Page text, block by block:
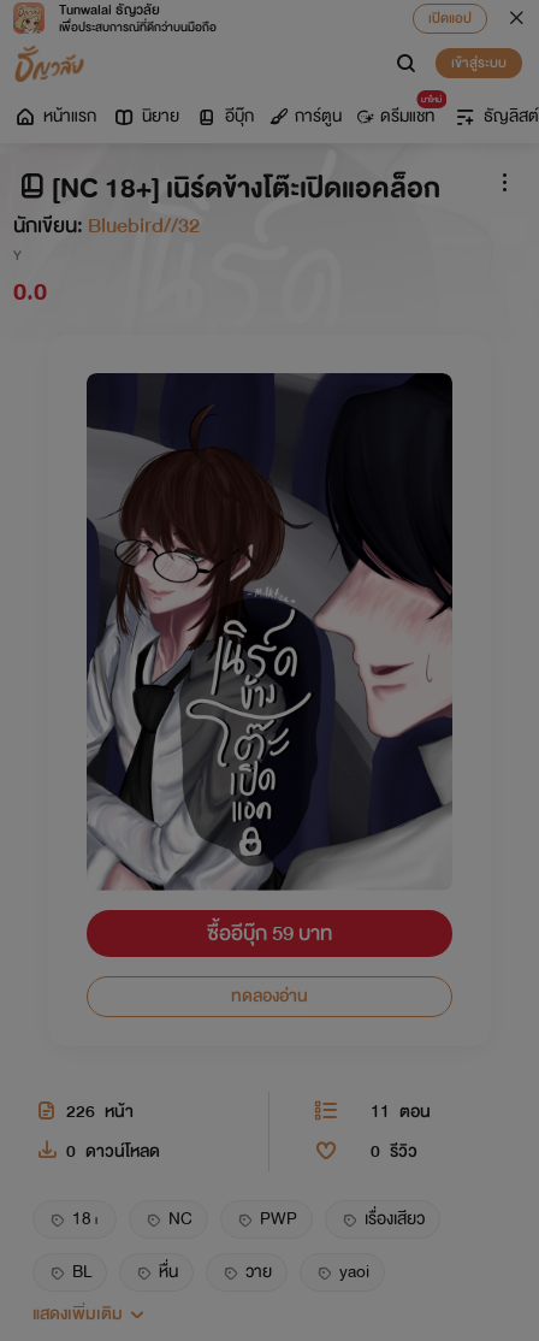
Tunwalai ธัญวลัย
เพื่อประสบการณ์ที่ดีกว่าบนมือถือ
เปิดแอป
เข้าสู่ระบบ
หน้าแรก นิยาย อีบุ๊ก การ์ตูน
มาใหม่
ดรีมแชท ธัญลิสต์
[NC 18+] เนิร์ดข้างโต๊ะเปิดแอคล็อก
นักเขียน: Bluebird//32
Y
0.0
ซื้ออีบุ๊ก 59 บาท
ทดลองอ่าน
226 หน้า 11 ตอน
0 ดาวน์โหลด 0 รีวิว
18+ NC PWP
เรื่องเสียว
BL
หื่น วาย
yaoi
NSFW
แสดงเพิ่มเติม